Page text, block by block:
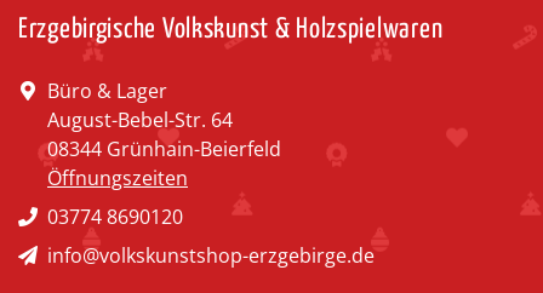
Erzgebirgische Volkskunst & Holzspielwaren
Büro & Lager
August-Bebel-Str. 64
08344 Grünhain-Beierfeld
Öffnungszeiten
03774 8690120
info@volkskunstshop-erzgebirge.de